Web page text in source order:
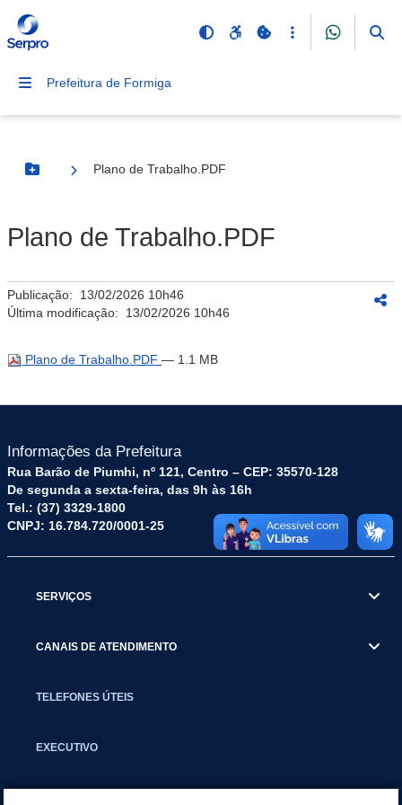
Prefeitura de Formiga
Botão Menu
Plano de Trabalho.PDF
Plano de Trabalho.PDF
Publicação: 13/02/2026 10h46
Última modificação: 13/02/2026 10h46
Plano de Trabalho.PDF — 1.1 MB
Informações da Prefeitura
Rua Barão de Piumhi, nº 121, Centro – CEP: 35570-128
De segunda a sexta-feira, das 9h às 16h
Tel.: (37) 3329-1800
CNPJ: 16.784.720/0001-25
SERVIÇOS
CANAIS DE ATENDIMENTO
TELEFONES ÚTEIS
EXECUTIVO